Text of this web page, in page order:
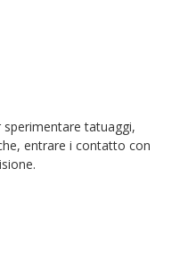
tatuaggi,
entrare i contatto con